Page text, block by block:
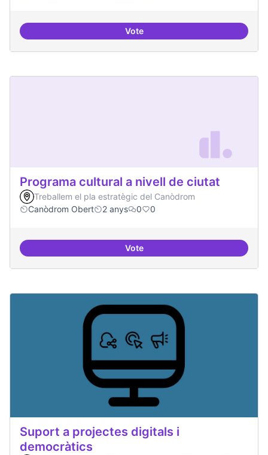
VoteRepositori de coneixement
Programa cultural a nivell de ciutat
Treballem el pla estratègic del Canòdrom
Canòdrom Obert
2 anys 0 0
VotePrograma cultural a nivell de
Suport a projectes digitals i
democràtics